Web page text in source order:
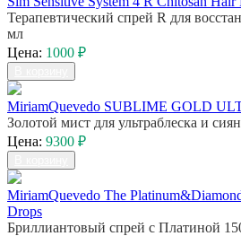
Терапевтический спрей R для
мл
Цена: 1000 ₽
MiriamQuevedo SUBLIME GOLD
Золотой мист для ультраблеска и
Цена: 9300 ₽
MiriamQuevedo The
Drops
Бриллиантовый спрей с Платиной